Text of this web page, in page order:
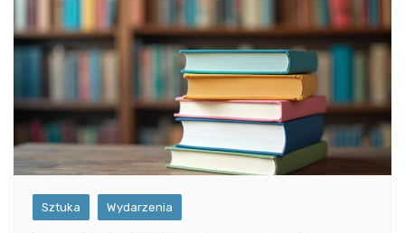
Sztuka Wydarzenia